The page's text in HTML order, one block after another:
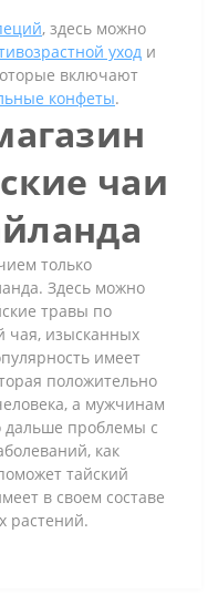
, здесь можно
уход и
включают
конфеты.
чаи
только
Здесь можно
травы по
чая, изысканных
имеет
положительно
а мужчинам
дальше проблемы с
как
тайский
в своем составе
растений.